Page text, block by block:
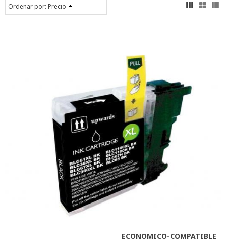
Ordenar por: Precio
ECONOMICO-COMPATIBLE